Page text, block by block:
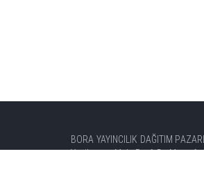
BORA YAYINCILIK DAĞITIM
Yenibosna Mah. Prof. Dr.